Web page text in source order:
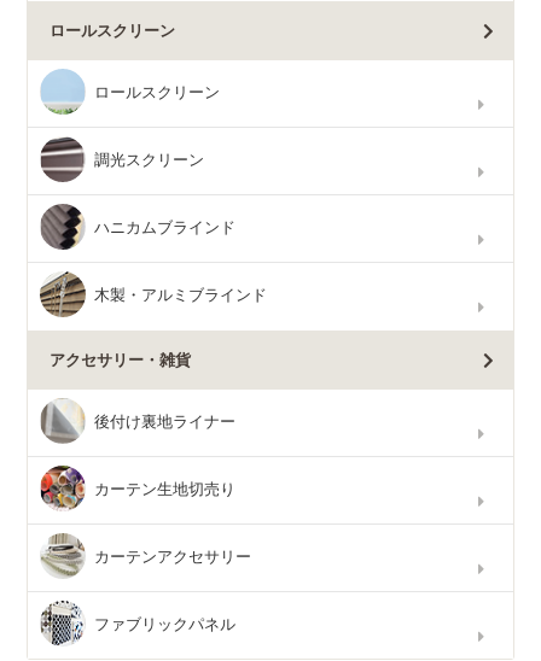
ロールスクリーン
ロールスクリーン
調光スクリーン
ハニカムブラインド
木製・アルミブラインド
アクセサリー・雑貨
後付け裏地ライナー
カーテン生地切売り
カーテンアクセサリー
ファブリックパネル